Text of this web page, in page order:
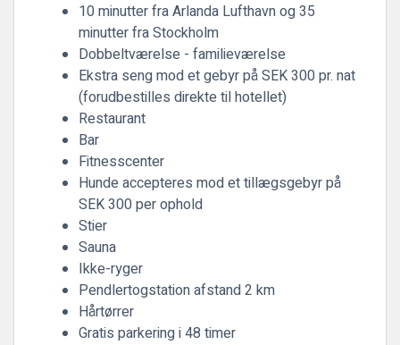
10 minutter fra Arlanda Lufthavn og 35
minutter fra Stockholm
Dobbeltværelse - familieværelse
Ekstra seng mod et gebyr på SEK 300 pr. nat
(forudbestilles direkte til hotellet)
Restaurant
Bar
Fitnesscenter
Hunde accepteres mod et tillægsgebyr på
SEK 300 per ophold
Stier
Sauna
Ikke-ryger
Pendlertogstation afstand 2 km
Hårtørrer
Gratis parkering i 48 timer